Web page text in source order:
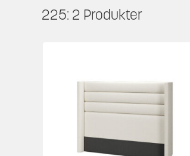
225: 2 Produkter